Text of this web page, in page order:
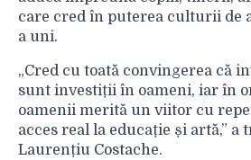
care cred în puterea culturii de
a uni.
„Cred cu toată convingerea că
sunt investiții în oameni, iar în
oamenii merită un viitor cu
acces real la educație și artă,”
Laurențiu Costache.